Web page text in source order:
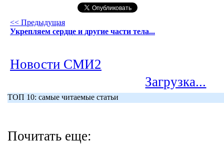
<< Предыдущая
Укрепляем сердце и другие части тела...
Новости СМИ2
Загрузка...
ТОП 10: самые читаемые статьи
Почитать еще: